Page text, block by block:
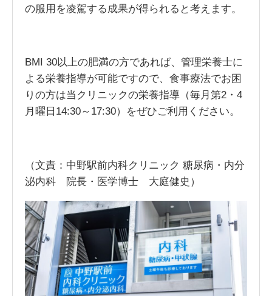
の服用を凌駕する成果が得られると考えます。
BMI 30以上の肥満の方であれば、管理栄養士に
よる栄養指導が可能ですので、食事療法でお困
りの方は当クリニックの栄養指導（毎月第2・4
月曜日14:30～17:30）をぜひご利用ください。
（文責：中野駅前内科クリニック 糖尿病・内分
泌内科 院長・医学博士 大庭健史）